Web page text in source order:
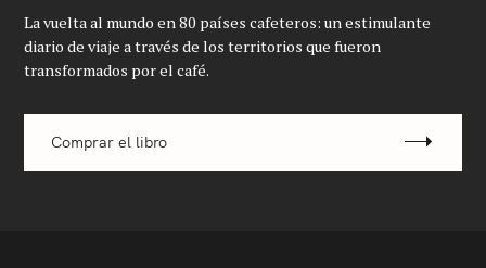
La vuelta al mundo en 80 países cafeteros: un estimulante
diario de viaje a través de los territorios que fueron
transformados por el café.
Comprar el libro